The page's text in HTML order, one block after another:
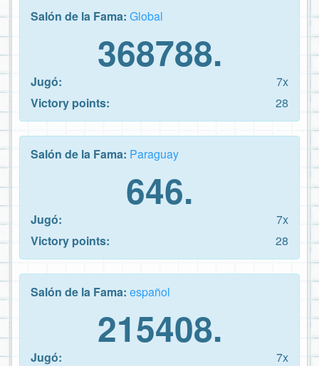
Salón de la Fama: Global
368788.
Jugó:
7x
Victory points:
28
Salón de la Fama: Paraguay
646.
Jugó:
7x
Victory points:
28
Salón de la Fama: español
215408.
Jugó:
7x